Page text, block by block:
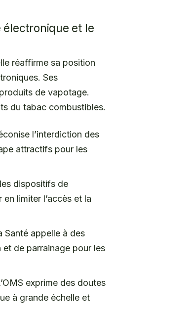
électronique et le
réaffirme sa position
Ses
de vapotage.
du tabac combustibles.
l’interdiction des
attractifs pour les
dispositifs de
limiter l’accès et la
Santé appelle à des
de parrainage pour les
exprime des doutes
à grande échelle et